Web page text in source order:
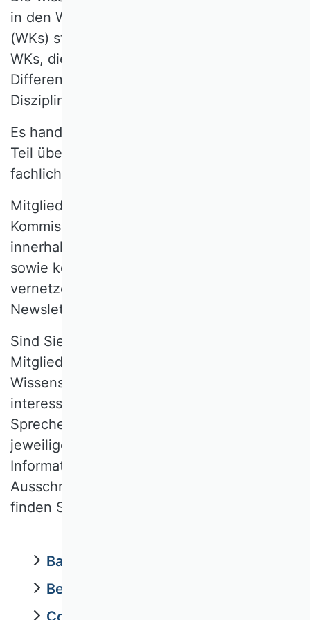
in den Wissenschaftlichen Kommissionen
(WKs) statt. Derzeit existieren achtzehn
WKs, die die fachliche Vielfalt und
Differenzierung der betriebswirtschaftlichen
Disziplinen widerspiegeln.
Es handelt sich dabei um Gruppen mit zum
Teil über 400 Mitgliedern, die sich nach
fachlichen Schwerpunkten organisieren.
Mitglieder der verschiedenen
Kommissionen haben die Möglichkeit, sich
innerhalb ihrer jeweiligen Fachcommunity
sowie kommissionsübergreifend zu
vernetzen. Der Austausch erfolgt z. B. über
Newsletter und Workshops.
Sind Sie als VHB-Mitglied an einer
Mitgliedschaft ín einer oder mehreren
Wissenschaftlichen Kommission(en)
interessiert, so kontaktieren Sie die/den
Sprecher:in bzw. Vorsitzende:n der
jeweiligen WK. Die Kontaktdaten, sowie
Informationen zu Veranstaltungen,
Ausschreibungen und Newsletter-Optionen
finden Sie auf den individuellen WK-Seiten.
Bankbetriebslehre und Finanzierung
Betriebswirtschaftliche Steuerlehre
Controlling, Rechnungswesen und